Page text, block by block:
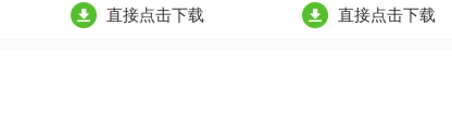
直接点击下载 直接点击下载